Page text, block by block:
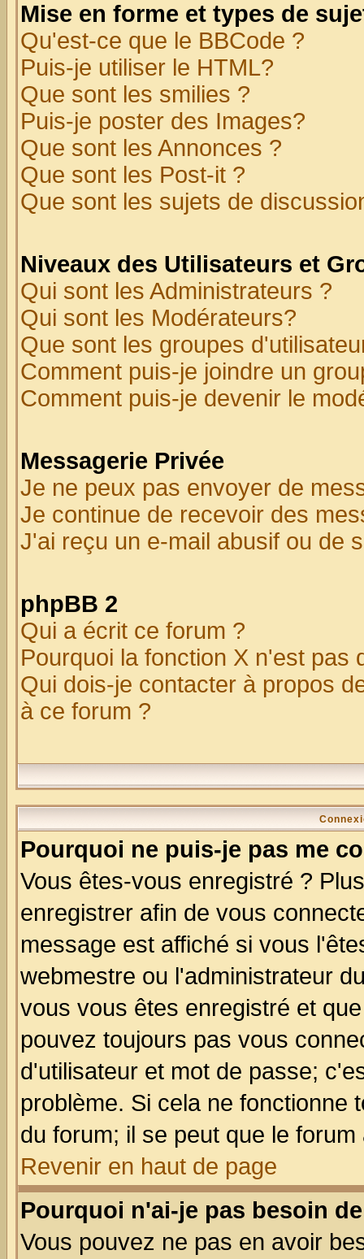
Mise en forme et types de
Qu'est-ce que le BBCode ?
Puis-je utiliser le HTML?
Que sont les smilies ?
Puis-je poster des Images?
Que sont les Annonces ?
Que sont les Post-it ?
Que sont les sujets de
Niveaux des Utilisateurs et
Qui sont les Administrateurs ?
Qui sont les Modérateurs?
Que sont les groupes
Comment puis-je joindre un
Comment puis-je devenir le
Messagerie Privée
Je ne peux pas envoyer de
Je continue de recevoir des
J'ai reçu un e-mail abusif ou de
phpBB 2
Qui a écrit ce forum ?
Pourquoi la fonction X n'est pas
Qui dois-je contacter à propos
à ce forum ?
Pourquoi ne puis-je pas me
Vous êtes-vous enregistré ?
enregistrer afin de vous
message est affiché si vous
webmestre ou l'administrateur
vous vous êtes enregistré et
pouvez toujours pas vous
d'utilisateur et mot de passe;
problème. Si cela ne fonctionne
du forum; il se peut que le
Revenir en haut de page
Pourquoi n'ai-je pas besoin
Vous pouvez ne pas en avoir